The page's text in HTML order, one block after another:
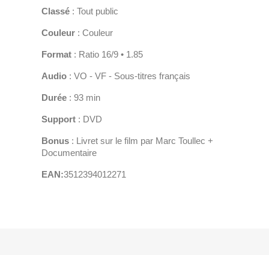
Classé : Tout public
Couleur : Couleur
Format : Ratio 16/9 • 1.85
Audio : VO - VF - Sous-titres français
Durée : 93 min
Support : DVD
Bonus : Livret sur le film par Marc Toullec +
Documentaire
EAN:3512394012271